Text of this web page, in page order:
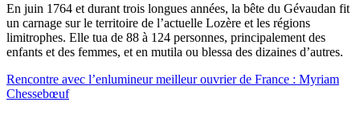
En juin 1764 et durant trois longues années, la bête du Gévaudan fit
un carnage sur le territoire de l’actuelle Lozère et les régions
limitrophes. Elle tua de 88 à 124 personnes, principalement des
enfants et des femmes, et en mutila ou blessa des dizaines d’autres.
Rencontre avec l’enlumineur meilleur ouvrier de France : Myriam
Chessebœuf